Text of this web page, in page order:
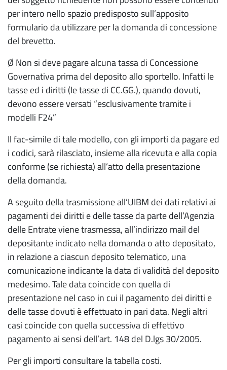
per intero nello spazio predisposto sull’apposito
formulario da utilizzare per la domanda di concessione
del brevetto.
Ø Non si deve pagare alcuna tassa di Concessione
Governativa prima del deposito allo sportello. Infatti le
tasse ed i diritti (le tasse di CC.GG.), quando dovuti,
devono essere versati “esclusivamente tramite i
modelli F24”
Il fac-simile di tale modello, con gli importi da pagare ed
i codici, sarà rilasciato, insieme alla ricevuta e alla copia
conforme (se richiesta) all’atto della presentazione
della domanda.
A seguito della trasmissione all’UIBM dei dati relativi ai
pagamenti dei diritti e delle tasse da parte dell’Agenzia
delle Entrate viene trasmessa, all’indirizzo mail del
depositante indicato nella domanda o atto depositato,
in relazione a ciascun deposito telematico, una
comunicazione indicante la data di validità del deposito
medesimo. Tale data coincide con quella di
presentazione nel caso in cui il pagamento dei diritti e
delle tasse dovuti è effettuato in pari data. Negli altri
casi coincide con quella successiva di effettivo
pagamento ai sensi dell’art. 148 del D.lgs 30/2005.
Per gli importi consultare la tabella costi.